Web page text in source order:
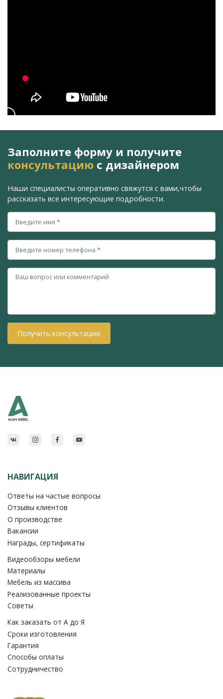
Заполните форму и получите
консультацию с дизайнером
Наши специалисты оперативно свяжутся с вами,чтобы
рассказать все интересующие подробности.
Получить консультацию
НАВИГАЦИЯ
Ответы на частые вопросы
Отзывы клиентов
О производстве
Вакансии
Награды, сертификаты
Видеообзоры мебели
Материалы
Мебель из массива
Реализованные проекты
Советы
Как заказать от A до Я
Сроки изготовления
Гарантия
Способы оплаты
Сотрудничество